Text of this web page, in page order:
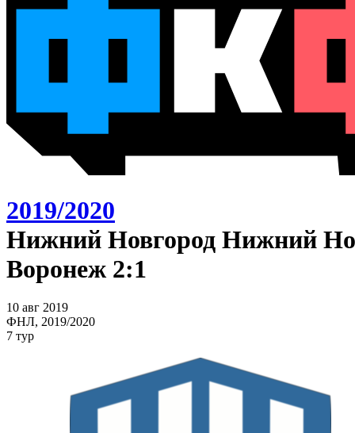
2019/2020
Нижний Новгород Нижний
Воронеж 2:1
10 авг 2019
ФНЛ, 2019/2020
7 тур